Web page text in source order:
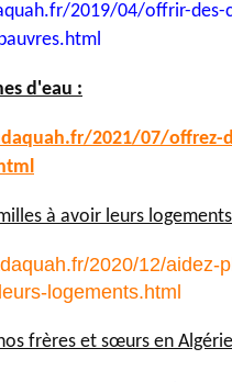
2019/04/offrir-des-
d'eau :
2021/07/offrez-
à avoir leurs
2020/12/aidez-
logements.html
frères et sœurs en